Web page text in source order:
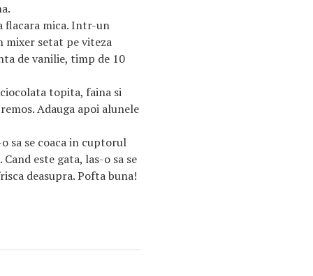
flacara mica. Intr-un
mixer setat pe viteza
de vanilie, timp de 10
topita, faina si
Adauga apoi alunele
sa se coaca in cuptorul
este gata, las-o sa se
deasupra. Pofta buna!